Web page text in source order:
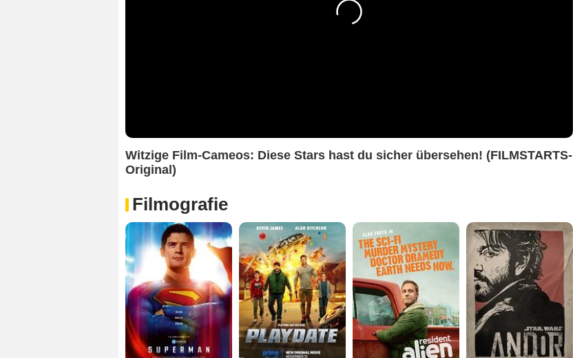
Witzige Film-Cameos: Diese Stars hast du sicher übersehen! (FILMSTARTS-
Original)
Filmografie